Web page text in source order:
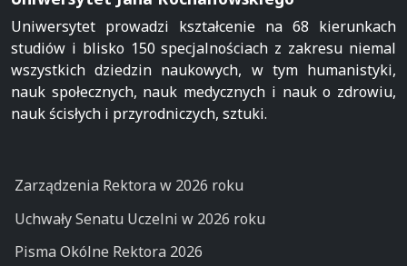
Uniwersytet prowadzi kształcenie na 68 kierunkach
studiów i blisko 150 specjalnościach z zakresu niemal
wszystkich dziedzin naukowych, w tym humanistyki,
nauk społecznych, nauk medycznych i nauk o zdrowiu,
nauk ścisłych i przyrodniczych, sztuki.
Zarządzenia Rektora w 2026 roku
Uchwały Senatu Uczelni w 2026 roku
Pisma Okólne Rektora 2026